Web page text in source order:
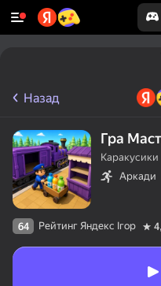
Назад
Гра
Каракусики
Аркади
64 Рейтинг Яндекс Ігор